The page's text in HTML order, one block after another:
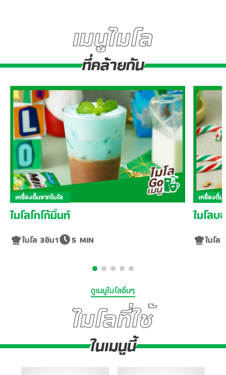
เมนูไมโล
ที่คล้ายกัน
เครื่องดื่มจากไมโล
ไมโลโกโก้มิ้นท์
ไมโล 3อิน1 5 MIN
เครื่องดื่ม
ไมโลบ
ไมโล
ดูเมนูไมโลอื่นๆ
ไมโลที่ใช้
ในเมนูนี้